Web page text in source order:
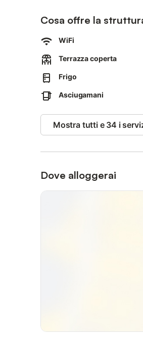
Eventi non ammessi.
Le camere fanno parte della
Cosa offre la
WiFi
Terrazza coperta
Frigo
Asciugamani
Mostra tutti e 34 i
Dove alloggerai